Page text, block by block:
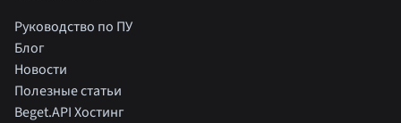
Руководство по ПУ
Блог
Новости
Полезные статьи
Beget.API Хостинг